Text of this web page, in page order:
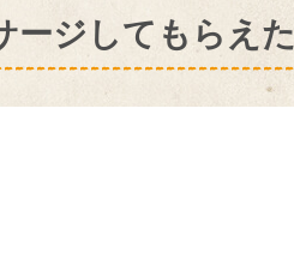
ジしてもらえた